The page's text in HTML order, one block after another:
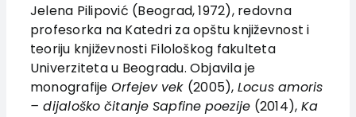
O nama
Knjige
U pripremi
Akcija
Autori
Jelena Pilipović (Beograd, 1972), redovna
profesorka na Katedri za opštu književnost i
teoriju književnosti Filološkog fakulteta
Univerziteta u Beogradu. Objavila je
monografije Orfejev vek (2005), Locus amoris
– dijaloško čitanje Sapfine poezije (2014), Ka